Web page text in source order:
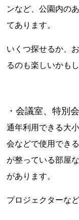
ンなど、公園内の
てあります。
いくつ探せるか、
るのも楽しいかも
・会議室、特別
通年利用できる大
会などで使用でき
が整っている部屋
があります。
プロジェクターな